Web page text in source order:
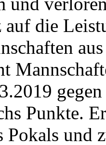
die
Punkte.
Pokals und